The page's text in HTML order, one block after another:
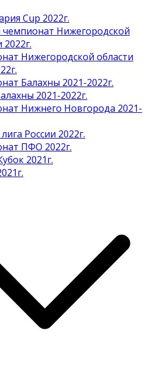
Cup 2022г.
Нижегородской
2022г.
Нижегородской области
Балахны 2021-2022г.
2021-2022г.
Нижнего Новгорода 2021-
России 2022г.
ПФО 2022г.
2021г.